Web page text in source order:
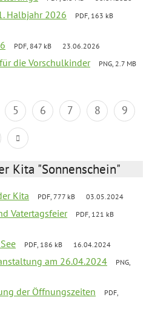
Halbjahr 2026
PDF, 163 kB
PDF, 847 kB 23.06.2026
die Vorschulkinder
PNG, 2.7 MB
5 6 7 8
9
Kita "Sonnenschein"
Kita PDF, 777 kB 03.05.2024
Vatertagsfeier
PDF, 121 kB
PDF, 186 kB 16.04.2024
am 26.04.2024
PNG,
der Öffnungszeiten
PDF,